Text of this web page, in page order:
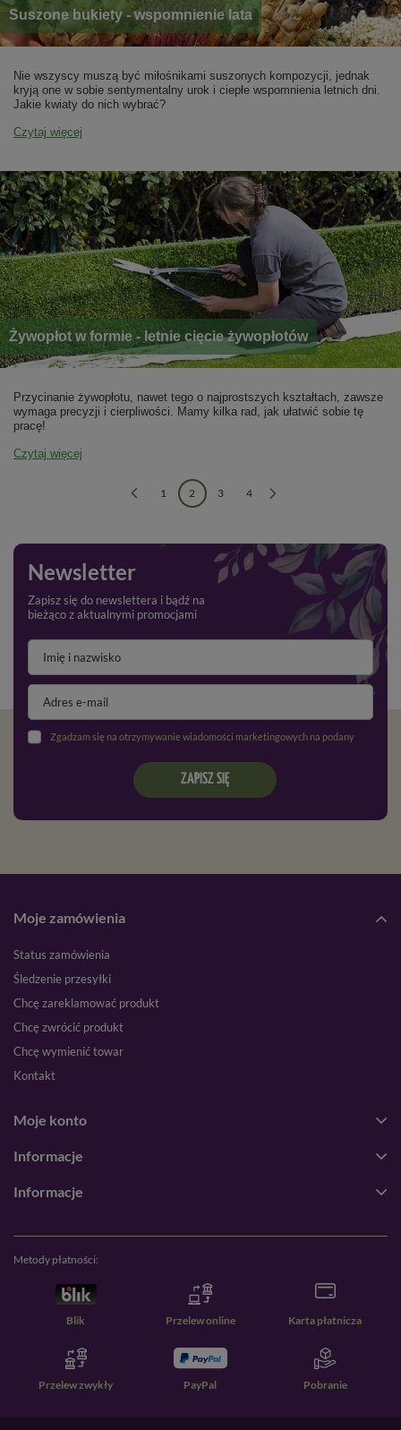
Suszone bukiety - wspomnienie lata
Nie wszyscy muszą być miłośnikami suszonych kompozycji, jednak
kryją one w sobie sentymentalny urok i ciepłe wspomnienia letnich dni.
Jakie kwiaty do nich wybrać?
Czytaj więcej
Żywopłot w formie - letnie cięcie żywopłotów
Przycinanie żywopłotu, nawet tego o najprostszych kształtach, zawsze
wymaga precyzji i cierpliwości. Mamy kilka rad, jak ułatwić sobie tę
pracę!
Czytaj więcej
1 2 3 4
Newsletter
Zapisz się do newslettera i bądź na
bieżąco z aktualnymi promocjami
Zgadzam się na otrzymywanie wiadomości marketingowych na podany adres e-mail oraz przetwarzanie danych osobowych zgodnie z
ZAPISZ SIĘ
Moje zamówienia
Status zamówienia
Śledzenie przesyłki
Chcę zareklamować produkt
Chcę zwrócić produkt
Chcę wymienić towar
Kontakt
Moje konto
Informacje
Informacje
Metody płatności:
Blik Przelew online Karta płatnicza
Przelew zwykły PayPal Pobranie